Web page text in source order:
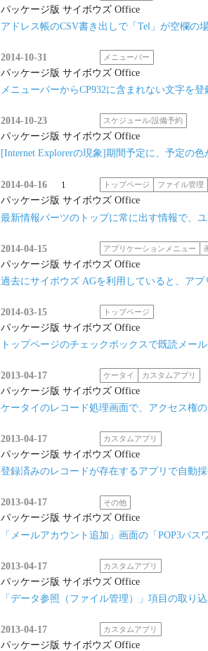
パッケージ版 サイボウズ Office
アドレス帳のCSV書き出しで「Tel」が空欄の
2014-10-31 メニューバー
パッケージ版 サイボウズ Office
メニューバーからCP932に含まれない文字を
2014-10-23 スケジュール/設備予約
パッケージ版 サイボウズ Office
[Internet Explorerの現象]期間予定に、予定の色
2014-04-16 1 トップページ ファイル管理
パッケージ版 サイボウズ Office
最新情報パーツのトップに常に出す情報で、
2014-04-15 アプリケーションメニュー
パッケージ版 サイボウズ Office
過去にサイボウズ AGを利用していると、ア
2014-03-15 トップページ
パッケージ版 サイボウズ Office
トップページのチェックボックスで既読メー
2013-04-17 ケータイ カスタムアプリ
パッケージ版 サイボウズ Office
ケータイのレコード処理画面で、アクセス権
2013-04-17 カスタムアプリ
パッケージ版 サイボウズ Office
登録済みのレコードが存在するアプリで自動
2013-04-17 その他
パッケージ版 サイボウズ Office
「メールアカウント追加」画面の「POP3パ
2013-04-17 カスタムアプリ
パッケージ版 サイボウズ Office
「データ参照（ファイル管理）」項目の取り
2013-04-17 カスタムアプリ
パッケージ版 サイボウズ Office